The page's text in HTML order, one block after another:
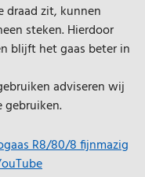
draad zit, kunnen
steken. Hierdoor
blijft het gaas beter in
adviseren wij
R8/80/8 fijnmazig